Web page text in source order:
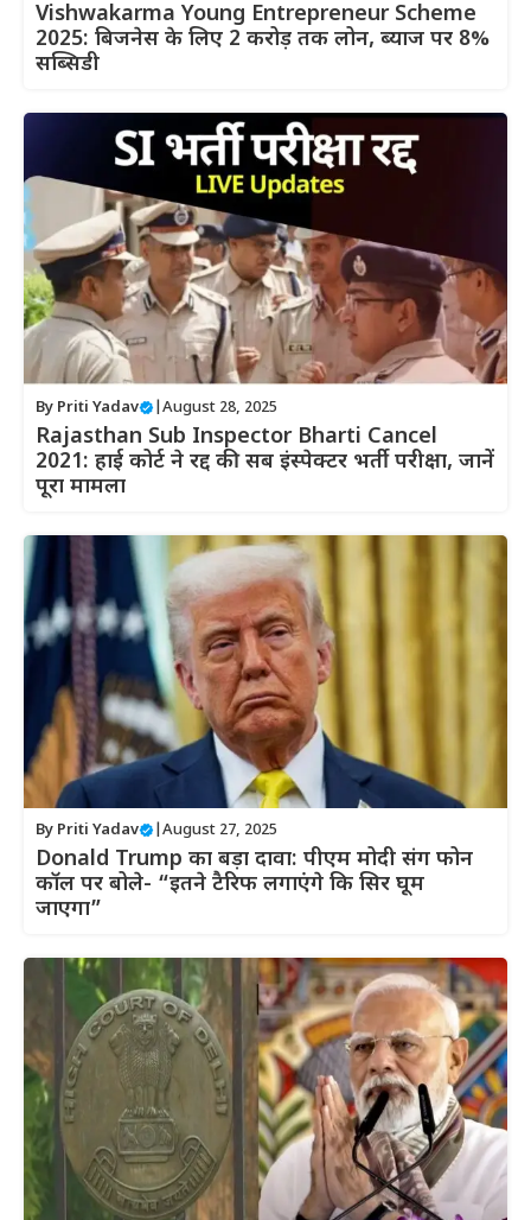
Vishwakarma Young Entrepreneur Scheme
2025: बिजनेस के लिए 2 करोड़ तक लोन, ब्याज पर 8%
सब्सिडी
By Priti Yadav August 28, 2025
Rajasthan Sub Inspector Bharti Cancel
2021: हाई कोर्ट ने रद्द की सब इंस्पेक्टर भर्ती परीक्षा, जानें
पूरा मामला
By Priti Yadav August 27, 2025
Donald Trump का बड़ा दावा: पीएम मोदी संग फोन
कॉल पर बोले- “इतने टैरिफ लगाएंगे कि सिर घूम
जाएगा”